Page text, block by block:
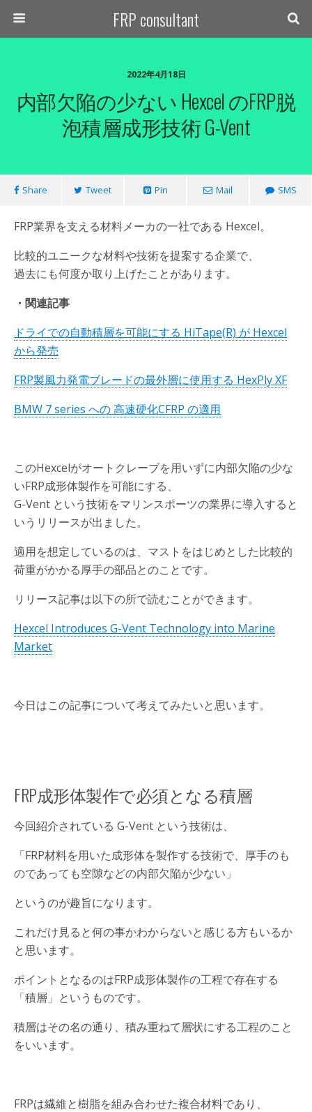
FRP consultant
2022年4月18日
内部欠陥の少ない Hexcel のFRP脱
泡積層成形技術 G-Vent
Share Tweet Pin Mail SMS
FRP業界を支える材料メーカの一社である Hexcel。
比較的ユニークな材料や技術を提案する企業で、
過去にも何度か取り上げたことがあります。
・関連記事
ドライでの自動積層を可能にする HiTape(R) が Hexcel
から発売
FRP製風力発電ブレードの最外層に使用する HexPly XF
BMW 7 series への 高速硬化CFRP の適用
このHexcelがオートクレーブを用いずに内部欠陥の少な
いFRP成形体製作を可能にする、
G-Vent という技術をマリンスポーツの業界に導入すると
いうリリースが出ました。
適用を想定しているのは、マストをはじめとした比較的
荷重がかかる厚手の部品とのことです。
リリース記事は以下の所で読むことができます。
Hexcel Introduces G-Vent Technology into Marine
Market
今日はこの記事について考えてみたいと思います。
FRP成形体製作で必須となる積層
今回紹介されている G-Vent という技術は、
「FRP材料を用いた成形体を製作する技術で、厚手のも
のであっても空隙などの内部欠陥が少ない」
というのが趣旨になります。
これだけ見ると何の事かわからないと感じる方もいるか
と思います。
ポイントとなるのはFRP成形体製作の工程で存在する
「積層」というものです。
積層はその名の通り、積み重ねて層状にする工程のこと
をいいます。
FRPは繊維と樹脂を組み合わせた複合材料であり、